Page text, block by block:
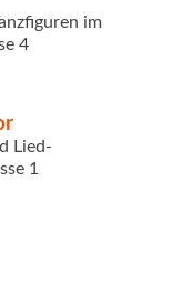
im
4
Lied-
1